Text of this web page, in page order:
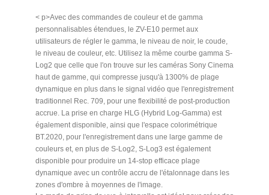
< p>Avec des commandes de couleur et de gamma
personnalisables étendues, le ZV-E10 permet aux
utilisateurs de régler le gamma, le niveau de noir, le coude,
le niveau de couleur, etc. Utilisez la même courbe gamma S-
Log2 que celle que l'on trouve sur les caméras Sony Cinema
haut de gamme, qui compresse jusqu'à 1300% de plage
dynamique en plus dans le signal vidéo que l'enregistrement
traditionnel Rec. 709, pour une flexibilité de post-production
accrue. La prise en charge HLG (Hybrid Log-Gamma) est
également disponible, ainsi que l'espace colorimétrique
BT.2020, pour l'enregistrement dans une large gamme de
couleurs et, en plus de S-Log2, S-Log3 est également
disponible pour produire un 14-stop efficace plage
dynamique avec un contrôle accru de l'étalonnage dans les
zones d'ombre à moyennes de l'image.